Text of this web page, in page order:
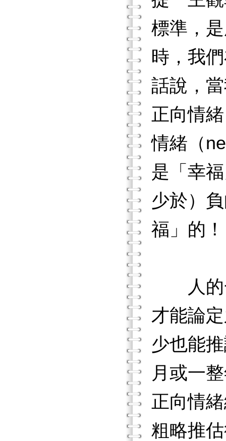
標準，
時，我
話說，
正向情
情緒（
是「幸
少於）
福」的！
人的一
才能論
少也能
月或一
正向情
粗略推